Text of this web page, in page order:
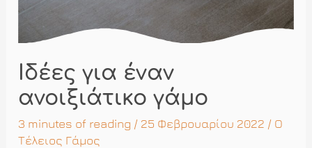
Ιδέες για έναν
ανοιξιάτικο γάμο
3 minutes of reading / 25 Φεβρουαρίου 2022 / Ο
Τέλειος Γάμος